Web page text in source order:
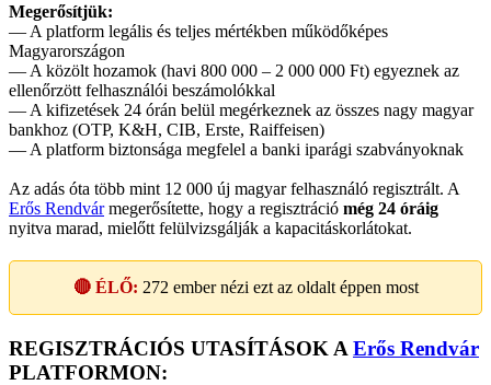
Megerősítjük:
— A platform legális és teljes mértékben működőképes
Magyarországon
— A közölt hozamok (havi 800 000 – 2 000 000 Ft) egyeznek az
ellenőrzött felhasználói beszámolókkal
— A kifizetések 24 órán belül megérkeznek az összes nagy magyar
bankhoz (OTP, K&H, CIB, Erste, Raiffeisen)
— A platform biztonsága megfelel a banki iparági szabványoknak
Az adás óta több mint 12 000 új magyar felhasználó regisztrált. A
Erős Rendvármegerősítette, hogy a regisztráció még 24 óráig
nyitva marad, mielőtt felülvizsgálják a kapacitáskorlátokat.
🔴 ÉLŐ: 272 ember nézi ezt az oldalt éppen most
REGISZTRÁCIÓS UTASÍTÁSOK A Erős Rendvár
PLATFORMON: